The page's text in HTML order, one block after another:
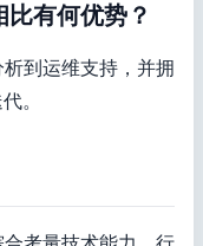
有何优势？
到运维支持，并拥
。